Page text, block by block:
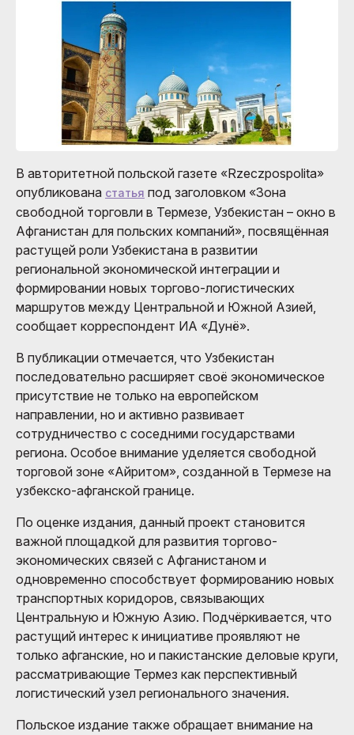
В авторитетной польской газете «Rzeczpospolita»
опубликована статья под заголовком «Зона
свободной торговли в Термезе, Узбекистан – окно в
Афганистан для польских компаний», посвящённая
растущей роли Узбекистана в развитии
региональной экономической интеграции и
формировании новых торгово-логистических
маршрутов между Центральной и Южной Азией,
сообщает корреспондент ИА «Дунё».
В публикации отмечается, что Узбекистан
последовательно расширяет своё экономическое
присутствие не только на европейском
направлении, но и активно развивает
сотрудничество с соседними государствами
региона. Особое внимание уделяется свободной
торговой зоне «Айритом», созданной в Термезе на
узбекско-афганской границе.
По оценке издания, данный проект становится
важной площадкой для развития торгово-
экономических связей с Афганистаном и
одновременно способствует формированию новых
транспортных коридоров, связывающих
Центральную и Южную Азию. Подчёркивается, что
растущий интерес к инициативе проявляют не
только афганские, но и пакистанские деловые круги,
рассматривающие Термез как перспективный
логистический узел регионального значения.
Польское издание также обращает внимание на